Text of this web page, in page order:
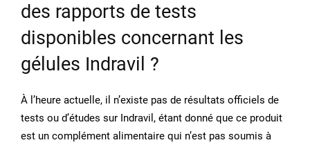
des rapports de tests
disponibles concernant les
gélules Indravil ?
À l’heure actuelle, il n’existe pas de résultats officiels de
tests ou d’études sur Indravil, étant donné que ce produit
est un complément alimentaire qui n’est pas soumis à